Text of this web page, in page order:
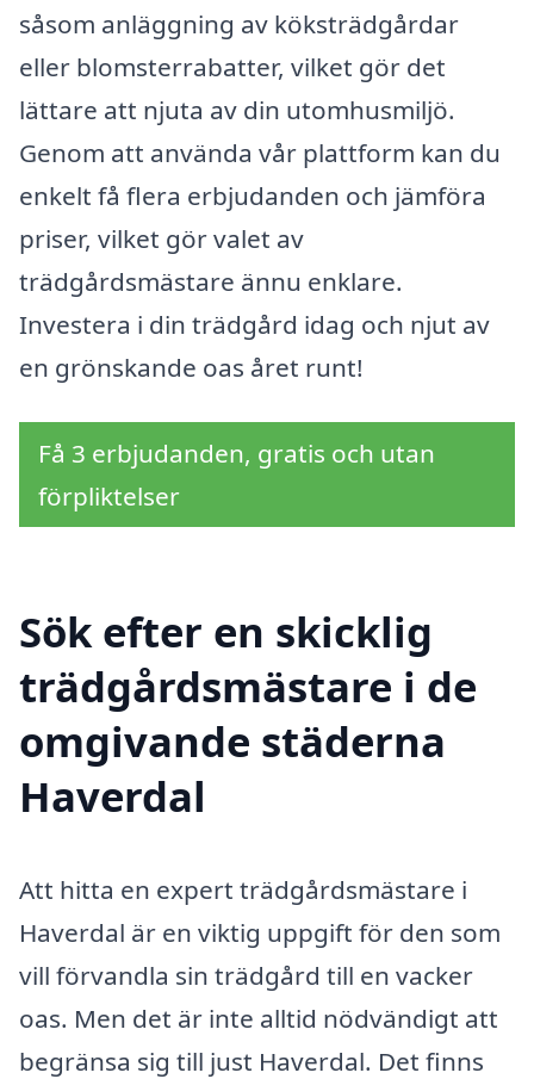
såsom anläggning av köksträdgårdar
eller blomsterrabatter, vilket gör det
lättare att njuta av din utomhusmiljö.
Genom att använda vår plattform kan du
enkelt få flera erbjudanden och jämföra
priser, vilket gör valet av
trädgårdsmästare ännu enklare.
Investera i din trädgård idag och njut av
en grönskande oas året runt!
Få 3 erbjudanden, gratis och utan
förpliktelser
Sök efter en skicklig
trädgårdsmästare i de
omgivande städerna
Haverdal
Att hitta en expert trädgårdsmästare i
Haverdal är en viktig uppgift för den som
vill förvandla sin trädgård till en vacker
oas. Men det är inte alltid nödvändigt att
begränsa sig till just Haverdal. Det finns